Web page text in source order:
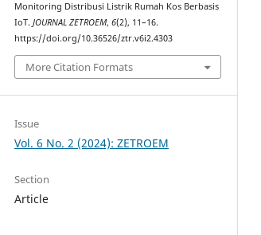
Monitoring Distribusi Listrik Rumah Kos Berbasis
IoT.JOURNAL ZETROEM,6(2), 11–16.
https://doi.org/10.36526/ztr.v6i2.4303
More Citation Formats
Issue
Vol. 6 No. 2 (2024): ZETROEM
Section
Article